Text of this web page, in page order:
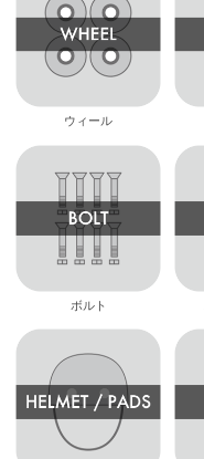
ウィール
ボルト